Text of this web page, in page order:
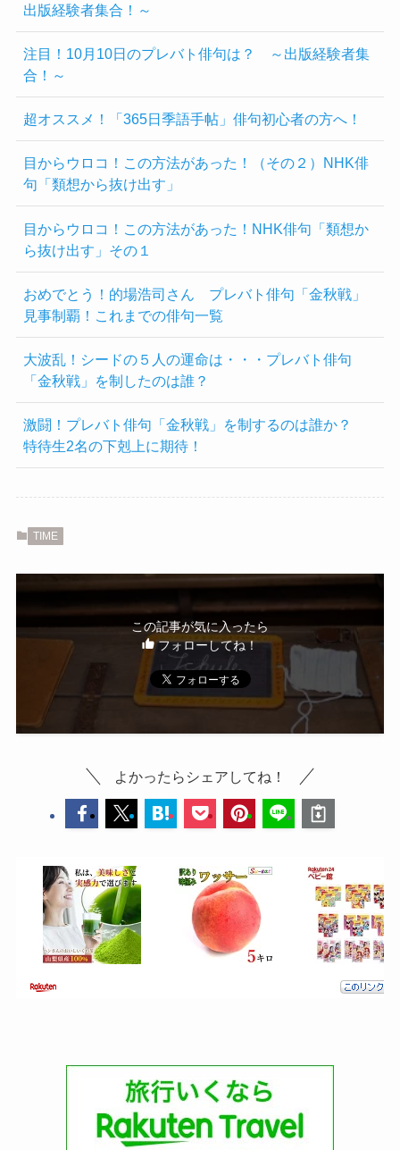
出版経験者集合！～
注目！10月10日のプレバト俳句は？ ～出版経験者集
合！～
超オススメ！「365日季語手帖」俳句初心者の方へ！
目からウロコ！この方法があった！（その２）NHK俳
句「類想から抜け出す」
目からウロコ！この方法があった！NHK俳句「類想か
ら抜け出す」その１
おめでとう！的場浩司さん プレバト俳句「金秋戦」
見事制覇！これまでの俳句一覧
大波乱！シードの５人の運命は・・・プレバト俳句
「金秋戦」を制したのは誰？
激闘！プレバト俳句「金秋戦」を制するのは誰か？
特待生2名の下剋上に期待！
TIME
この記事が気に入ったら
フォローしてね！
よかったらシェアしてね！